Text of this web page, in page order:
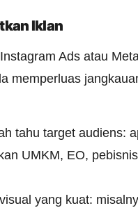
Iklan
Ads atau
memperluas
tahu target audiens:
UMKM, EO,
yang kuat: